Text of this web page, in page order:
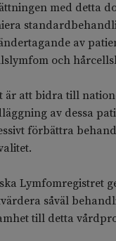
med detta
av
och
är att bidra till
av dessa
förbättra
Lymfomregistret
såväl
till detta